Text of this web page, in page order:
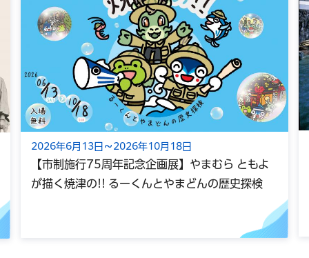
2026年6月13日～2026年10月18日
【市制施行75周年記念企画展】やまむら ともよ
が描く焼津の!! るーくんとやまどんの歴史探検